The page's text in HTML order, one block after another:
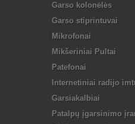
Garso kolonėlės
Garso stiprintuvai
Mikrofonai
Mikšeriniai Pultai
Patefonai
Internetiniai radijo
Garsiakalbiai
Patalpų įgarsinimo